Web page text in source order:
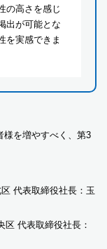
の高さを感じ
出が可能とな
を実感できま
様を増やすべく、第3
代表取締役社長：玉
代表取締役社長：